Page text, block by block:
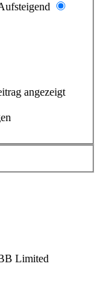
angezeigt
Limited